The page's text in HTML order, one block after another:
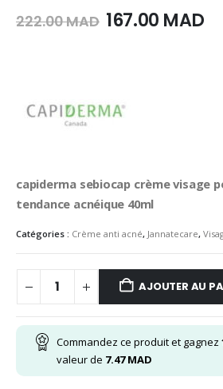
222.00MAD Le
MAD.
167.00 MADLe
capiderma sebiocap crème visage
tendance acnéique 40ml
Catégories : Crème anti acné, Jannatecare,
AJOUTER AU
Commandez ce produit et gagnez
valeur de 7.47MAD